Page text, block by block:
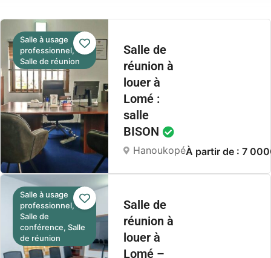
Salle à usage
professionnel,
Salle de réunion
Salle de
réunion à
louer à
Lomé :
salle
BISON
HanoukopéÀ partir de : 7
Salle à usage
professionnel,
Salle de
conférence, Salle
de réunion
Salle de
réunion à
louer à
Lomé –